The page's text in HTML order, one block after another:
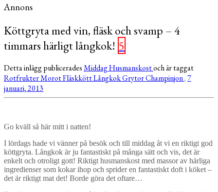
Annons
Köttgryta med vin, fläsk och svamp – 4
timmars härligt långkok! 5
Detta inlägg publiceradesMiddagHusmanskostoch är taggat
RotfrukterMorotFläskköttLångkokGrytorChampinjon.7
januari, 2013
Go kväll så här mitt i natten!
I lördags hade vi vänner på besök och till middag åt vi en riktigt god
köttgryta. Långkok är ju fantastiskt på många sätt och vis, det är
enkelt och otroligt gott! Riktigt husmanskost med massor av härliga
ingredienser som kokar ihop och sprider en fantastiskt doft i köket –
det är riktigt mat det! Borde göra det oftare…